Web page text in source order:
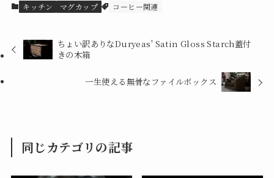
キッチン マグカップ コーヒー関連
ちょい訳ありなDuryeas' Satin Gloss Starch蓋付
きの木箱
一生使える無骨なファイルボックス
同じカテゴリの記事